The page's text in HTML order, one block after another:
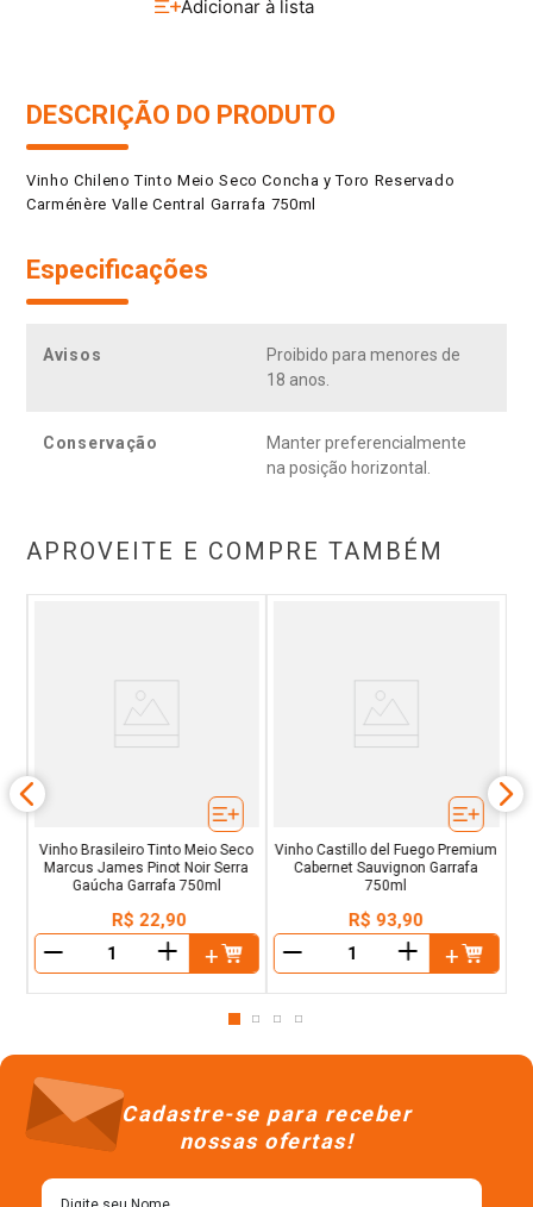
DESCRIÇÃO DO PRODUTO
Vinho Chileno Tinto Meio Seco Concha y Toro Reservado
Carménère Valle Central Garrafa 750ml
Especificações
Avisos
Proibido para menores de
18 anos.
Conservação
Manter preferencialmente
na posição horizontal.
APROVEITE E COMPRE TAMBÉM
Vinho Brasileiro Tinto Meio Seco
Marcus James Pinot Noir Serra
Gaúcha Garrafa 750ml
R$ 22,90
＋
Vinho Castillo del Fuego Premium
Cabernet Sauvignon Garrafa
750ml
R$ 93,90
＋
Cadastre-se para receber
nossas ofertas!